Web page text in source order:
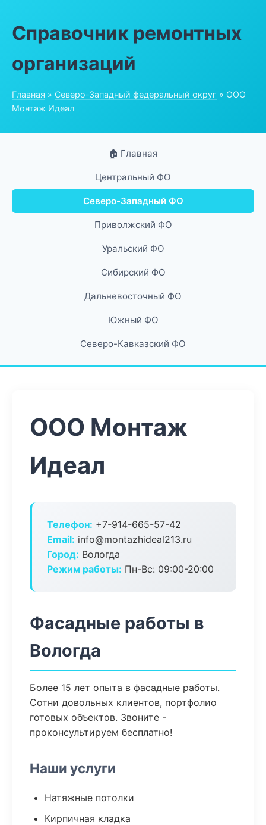
Справочник ремонтных
организаций
Главная » Северо-Западный федеральный округ » ООО
Монтаж Идеал
🏠 Главная
Центральный ФО
Северо-Западный ФО
Приволжский ФО
Уральский ФО
Сибирский ФО
Дальневосточный ФО
Южный ФО
Северо-Кавказский ФО
ООО Монтаж
Идеал
Телефон: +7-914-665-57-42
Email: info@montazhideal213.ru
Город: Вологда
Режим работы: Пн-Вс: 09:00-20:00
Фасадные работы в
Вологда
Более 15 лет опыта в фасадные работы.
Сотни довольных клиентов, портфолио
готовых объектов. Звоните -
проконсультируем бесплатно!
Наши услуги
Натяжные потолки
Кирпичная кладка